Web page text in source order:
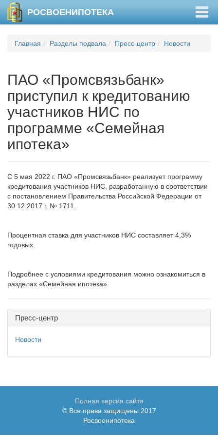
РОСВОЕНИПОТЕКА
Главная Разделы подвала Пресс-центр Новости
ПАО «Промсвязьбанк»
приступил к кредитованию
участников НИС по
программе «Семейная
ипотека»
С 5 мая 2022 г. ПАО «Промсвязьбанк» реализует программу
кредитования участников НИС, разработанную в соответствии
с постановлением Правительства Российской Федерации от
30.12.2017 г. № 1711.
Процентная ставка для участников НИС составляет 4,3%
годовых.
Подробнее с условиями кредитования можно ознакомиться в
разделах «Семейная ипотека»
Пресс-центр
Новости
Полная версия сайта
© Все права защищены 2017
Росвоенипотека